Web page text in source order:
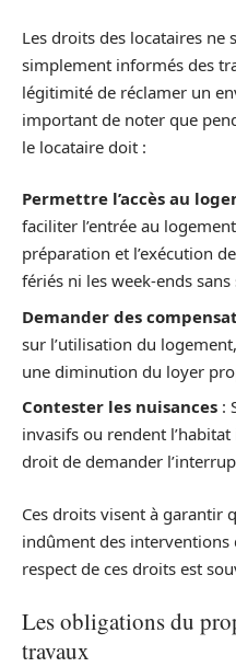
Les droits des locataires ne
simplement informés des
légitimité de réclamer un
important de noter que
le locataire doit :
Permettre l’accès au
faciliter l’entrée au
préparation et l’exécution
fériés ni les week-ends sans
Demander des
sur l’utilisation du
une diminution du loyer
Contester les nuisances :
invasifs ou rendent
droit de demander
Ces droits visent à garantir
indûment des
respect de ces droits est
Les obligations du
travaux